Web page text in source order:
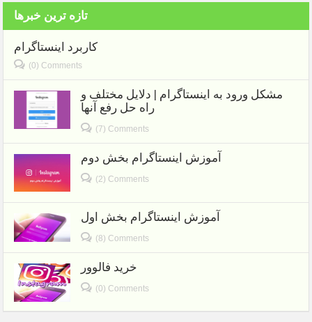
تازه ترین خبرها
کاربرد اینستاگرام
(0) Comments
مشکل ورود به اینستاگرام | دلایل مختلف و
راه حل رفع آنها
(7) Comments
آموزش اینستاگرام بخش دوم
(2) Comments
آموزش اینستاگرام بخش اول
(8) Comments
خرید فالوور
(0) Comments